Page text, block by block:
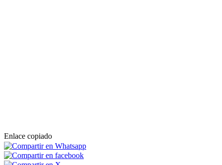
Enlace copiado